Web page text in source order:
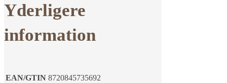
Yderligere
information
EAN/GTIN 8720845735692